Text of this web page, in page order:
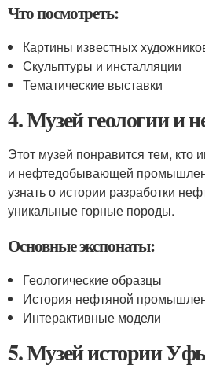
Что посмотреть:
Картины известных
Скульптуры и инсталляции
Тематические выставки
4. Музей геологии и
Этот музей понравится тем, кто
и нефтедобывающей
узнать о истории разработки
уникальные горные породы.
Основные экспонаты:
Геологические образцы
История нефтяной
Интерактивные модели
5. Музей истории